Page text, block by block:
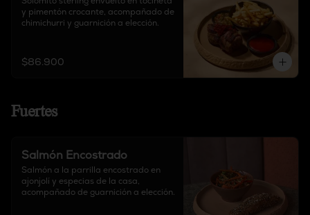
y pimentón crocante, acompañado de
chimichurri y guarnición a elección.
$86.900
Fuertes
Salmón Encostrado
Salmón a la parrilla encostrado en
ajonjolí y especias de la casa,
acompañado de guarnición a elección.